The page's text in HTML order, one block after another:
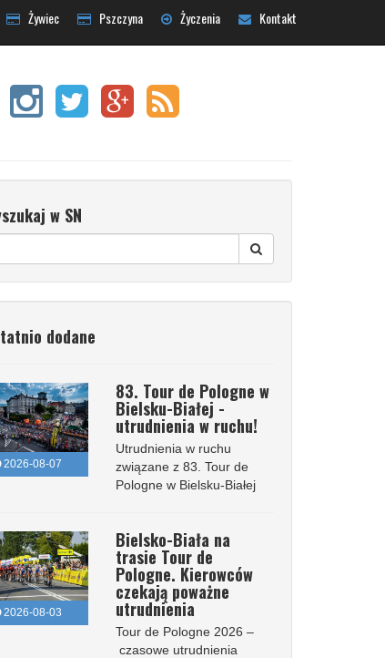
Żywiec Pszczyna Życzenia Kontakt
w SN
dodane
2026-08-07
83. Tour de Pologne w
Bielsku-Białej -
utrudnienia w ruchu!
Utrudnienia w ruchu
związane z 83. Tour de
Pologne w Bielsku-Białej
2026-08-03
Bielsko-Biała na
trasie Tour de
Pologne. Kierowców
czekają poważne
utrudnienia
Tour de Pologne 2026 –
czasowe utrudnienia